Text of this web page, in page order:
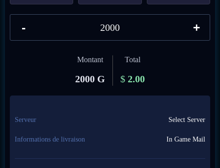
- +
Montant
2000 G
Total
$ 2.00
Serveur Select Server
Informations de livraison In Game Mail